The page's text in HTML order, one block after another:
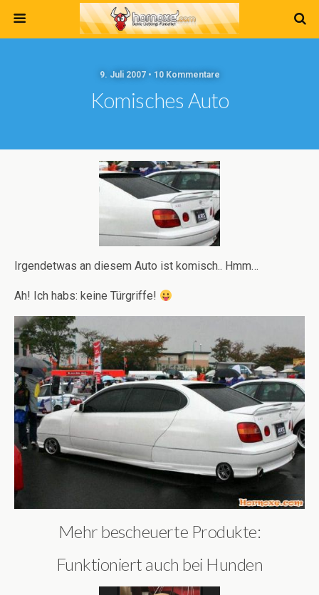
9. Juli 2007 • 10 Kommentare
Komisches Auto
Irgendetwas an diesem Auto ist komisch.. Hmm…
Ah! Ich habs: keine Türgriffe!
Mehr bescheuerte Produkte:
Funktioniert auch bei Hunden